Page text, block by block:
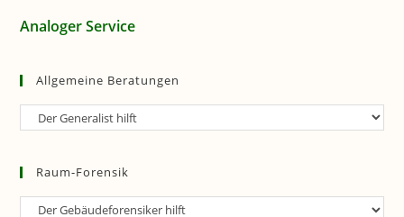
Analoger Service
Allgemeine Beratungen
Allgemeine
Raum-Forensik
Raum-